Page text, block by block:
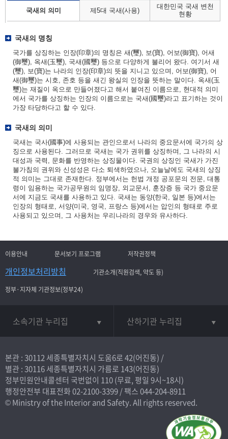
국새의 의미 제5대 국새(사용)
대한민국 국새 변천
현황
국새의 명칭
국가를 상징하는 인장(印章)의 명칭은 새(璽), 보(寶), 어보(御寶), 어새
(御璽), 옥새(玉璽), 국새(國璽) 등으로 다양하게 불리어 왔다. 여기서 새
(璽), 보(寶)는 나라의 인장(印章)의 뜻을 지니고 있으며, 어보(御寶), 어
새(御璽)는 시호, 존호 등을 새긴 왕실의 인장을 뜻하는 말이다. 옥새(玉
璽)는 재질이 옥으로 만들어졌다고 해서 붙여진 이름으로, 현대적 의미
에서 국가를 상징하는 인장의 이름으로는 국새(國璽)라고 표기하는 것이
가장 타당하다고 할 수 있다.
국새의 의미
국새는 국사(國事)에 사용되는 관인으로서 나라의 중요문서에 국가의 상
징으로 사용된다. 그러므로 국새는 국가 권위를 상징하며, 그 나라의 시
대성과 국력, 문화를 반영하는 상징물이다. 국권의 상징인 국새가 가진
불가침의 권위와 신성성은 다소 퇴색하였으나, 오늘날에도 국새의 상징
적 의미는 그대로 존재한다. 정부에서는 헌법 개정 공포문의 전문, 대통
령이 임용하는 국가공무원의 임명장, 외교문서, 훈장증 등 국가 중요문
서에 지금도 국새를 사용하고 있다. 국새는 동양(한국, 일본 등)에서는
인장의 형태로, 서양(미국, 영국, 프랑스 등)에서는 압인의 형태로 주로
사용되고 있으며, 그 사용처는 우리나라의 경우와 유사하다.
이용안내 문서보기 프로그램 저작권정책
개인정보처리방침
기관소개(직원검색, 약도 등)
정부·지자체 기관정보(정부24)
소속기관 누리집 산하기관 누리집
본관 : 30112 세종특별자치시 도움6로 42(어진동) /
별관 : 30116 세종특별자치시 가름로 143(어진동)
정부민원안내콜센터 국번없이 110(무료, 평일 9시~18시)
행정안전부 대표전화02-2100-3399/ 팩스 044-204-8911
© Ministry of the Interior and Safety. All rights reserved.